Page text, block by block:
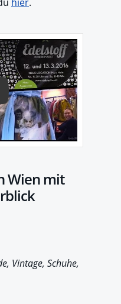
Wien mit
Vintage, Schuhe,